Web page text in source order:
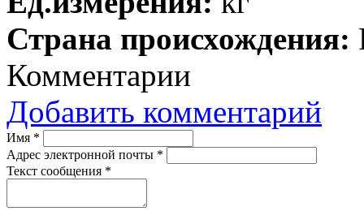
Страна происхождения:
Комментарии
Добавить комментарий
Имя *
Адрес электронной почты *
Текст сообщения *